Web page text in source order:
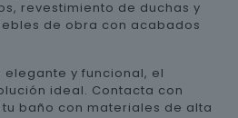
revestimiento de duchas y
de obra con acabados
elegante y funcional, el
ideal. Contacta con
baño con materiales de alta